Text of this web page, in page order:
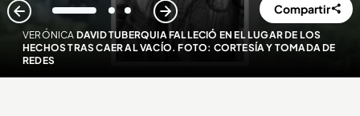
VERÓNICA DAVID TUBERQUIA FALLECIÓ EN EL LUGAR DE LOS
HECHOS TRAS CAER AL VACÍO. FOTO: CORTESÍA Y TOMADA DE
REDES
1 2 3 Compartir